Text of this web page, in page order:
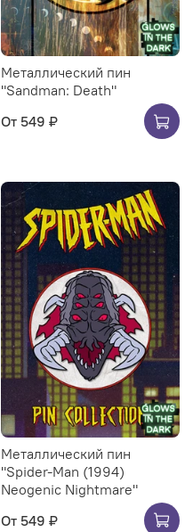
Металлический пин
"Sandman: Death"
От 549 ₽
Металлический пин
"Spider-Man (1994)
Neogenic Nightmare"
От 549 ₽